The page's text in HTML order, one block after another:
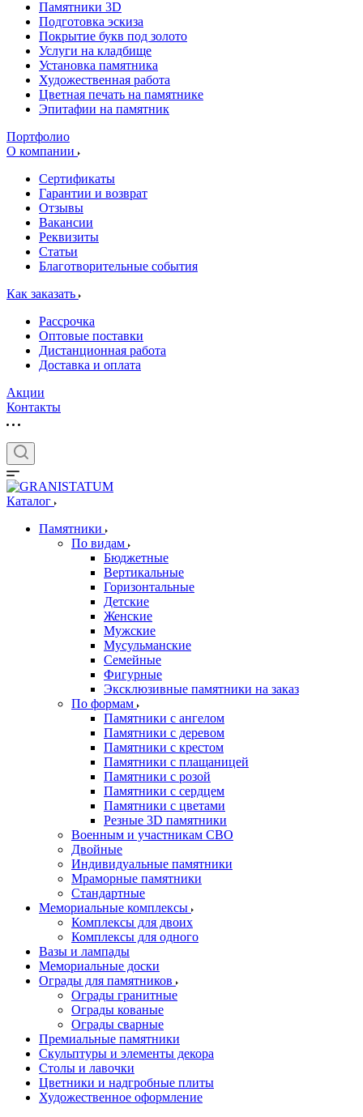
Памятники 3D
Подготовка эскиза
Покрытие букв под золото
Услуги на кладбище
Установка памятника
Художественная работа
Цветная печать на памятнике
Эпитафии на памятник
Портфолио
О компании
Сертификаты
Гарантии и возврат
Отзывы
Вакансии
Реквизиты
Статьи
Благотворительные события
Как заказать
Рассрочка
Оптовые поставки
Дистанционная работа
Доставка и оплата
Акции
Контакты
Каталог
Памятники
По видам
Бюджетные
Вертикальные
Горизонтальные
Детские
Женские
Мужские
Мусульманские
Семейные
Фигурные
Эксклюзивные памятники на заказ
По формам
Памятники с ангелом
Памятники с деревом
Памятники с крестом
Памятники с плащаницей
Памятники с розой
Памятники с сердцем
Памятники с цветами
Резные 3D памятники
Военным и участникам СВО
Двойные
Индивидуальные памятники
Мраморные памятники
Стандартные
Мемориальные комплексы
Комплексы для двоих
Комплексы для одного
Вазы и лампады
Мемориальные доски
Ограды для памятников
Ограды гранитные
Ограды кованые
Ограды сварные
Премиальные памятники
Скульптуры и элементы декора
Столы и лавочки
Цветники и надгробные плиты
Художественное оформление